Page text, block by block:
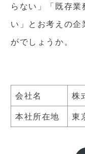
らない」「既存
い」とお考えの
がでしょうか。
会社名 株
本社所在地 東